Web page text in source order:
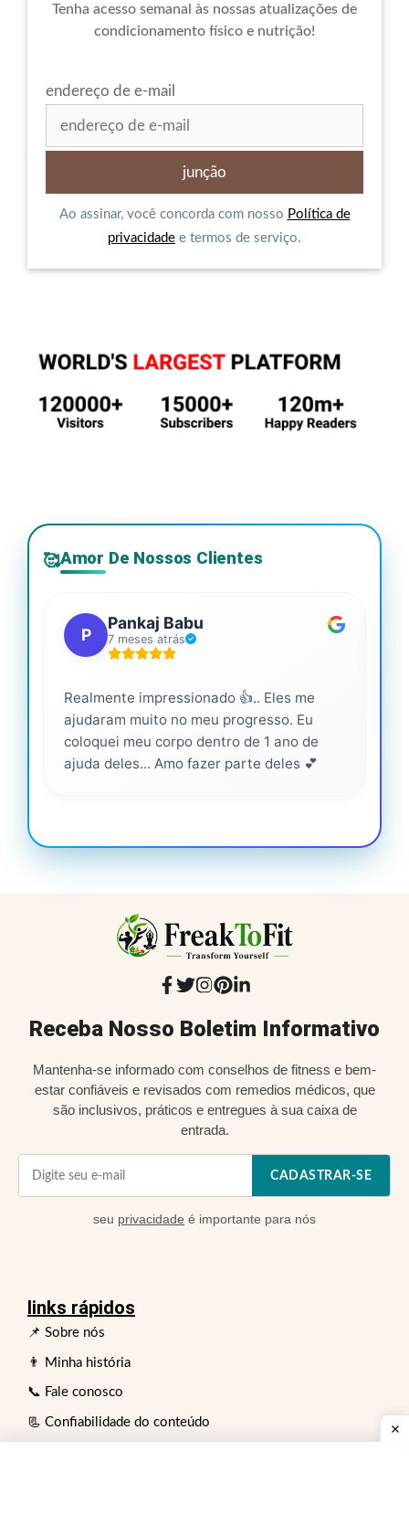
Tenha acesso semanal às nossas atualizações de
condicionamento físico e nutrição!
endereço de e-mail
Ao assinar, você concorda com nosso Política de
privacidade e termos de serviço.
🥰Amor De Nossos Clientes
P
Pankaj Babu
7 meses atrás
Realmente impressionado 👍.. Eles me
ajudaram muito no meu progresso. Eu
coloquei meu corpo dentro de 1 ano de
ajuda deles... Amo fazer parte deles 💕
Receba Nosso Boletim Informativo
Mantenha-se informado com conselhos de fitness e bem-
estar confiáveis e revisados com remedios médicos, que
são inclusivos, práticos e entregues à sua caixa de
entrada.
CADASTRAR-SE
seu privacidade é importante para nós
links rápidos
📌 Sobre nós
👨 Minha história
📞 Fale conosco
📃 Confiabilidade do conteúdo